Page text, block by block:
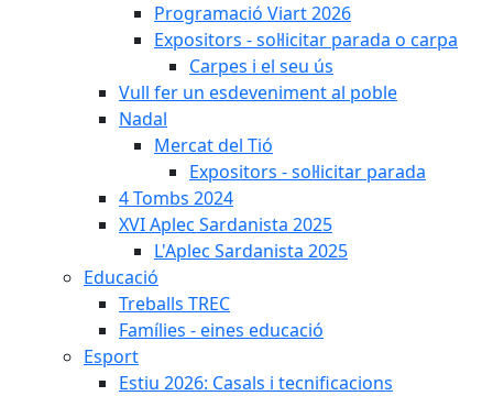
Programació Viart 2026
Expositors - sol·licitar parada o carpa
Carpes i el seu ús
Vull fer un esdeveniment al poble
Nadal
Mercat del Tió
Expositors - sol·licitar parada
4 Tombs 2024
XVI Aplec Sardanista 2025
L'Aplec Sardanista 2025
Educació
Treballs TREC
Famílies - eines educació
Esport
Estiu 2026: Casals i tecnificacions